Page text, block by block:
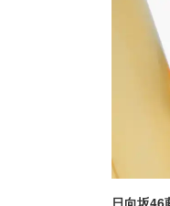
日向坂46